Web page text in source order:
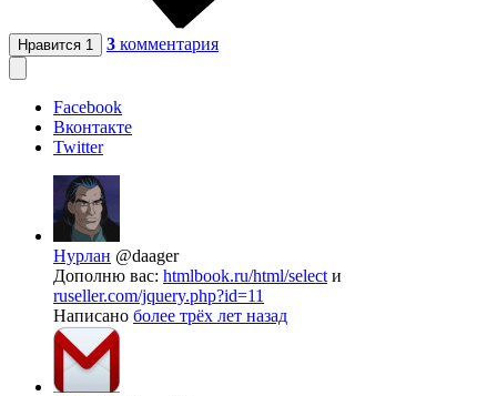
Нравится 1 3 комментария
Facebook
Вконтакте
Twitter
Нурлан @daager
Дополню вас: htmlbook.ru/html/select и
ruseller.com/jquery.php?id=11
Написано более трёх лет назад